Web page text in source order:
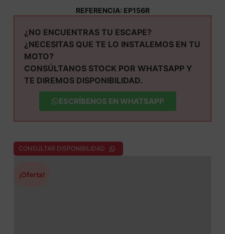
REFERENCIA: EP156R
¿NO ENCUENTRAS TU ESCAPE?
¿NECESITAS QUE TE LO INSTALEMOS EN TU
MOTO?
CONSÚLTANOS STOCK POR WHATSAPP Y
TE DIREMOS DISPONIBILIDAD.
ESCRÍBENOS EN WHATSAPP
CONSULTAR DISPONIBILIDAD
¡Oferta!